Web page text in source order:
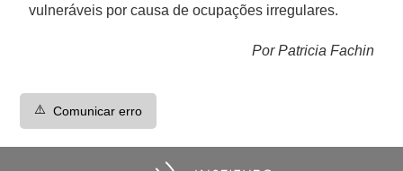
vulneráveis por causa de ocupações irregulares.
Por Patricia Fachin
⚠️ Comunicar erro